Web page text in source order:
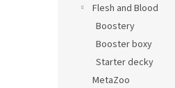
Flesh and Blood
Boostery
Booster boxy
Starter decky
MetaZoo